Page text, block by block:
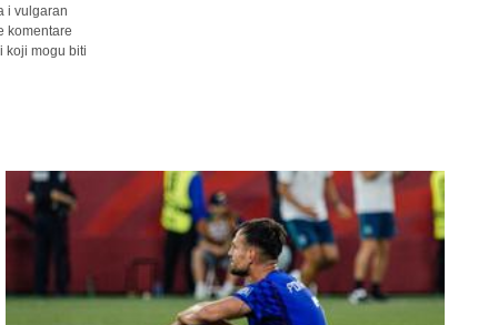
i vulgaran
komentare
koji mogu biti